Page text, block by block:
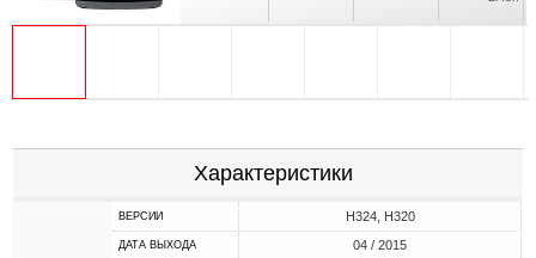
Характеристики
ВЕРСИИ H324, H320
ДАТА ВЫХОДА 04 / 2015